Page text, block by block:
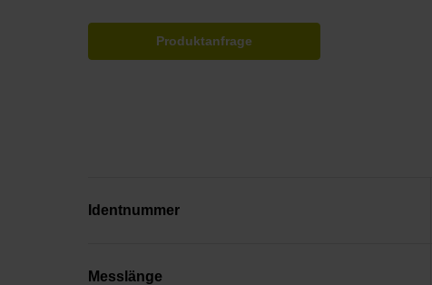
Produktanfrage
Identnummer
Messlänge